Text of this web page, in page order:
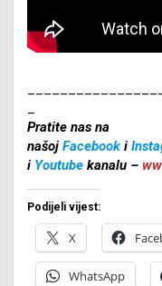
Pratite nas na
našoj Facebook i
i Youtube kanalu –
Podijeli vijest:
X
WhatsApp